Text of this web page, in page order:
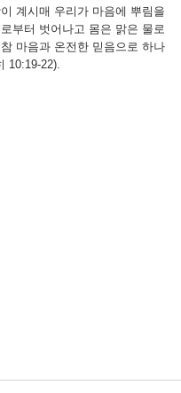
계시매 우리가 마음에 뿌림을
부터 벗어나고 몸은 맑은 물로
마음과 온전한 믿음으로 하나
10:19-22).